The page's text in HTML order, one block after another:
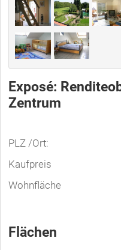
Exposé:
Zentrum
PLZ /Ort:
Kaufpreis
Wohnfläche
Flächen